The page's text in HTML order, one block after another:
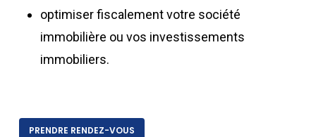
optimiser fiscalement votre société
immobilière ou vos investissements
immobiliers.
PRENDRE RENDEZ-VOUS